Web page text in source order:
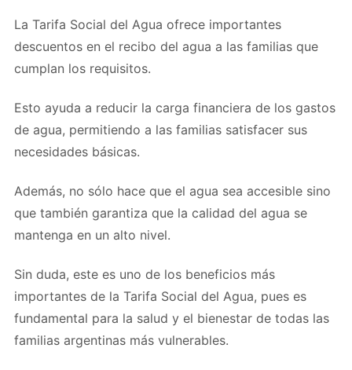
La Tarifa Social del Agua ofrece importantes
descuentos en el recibo del agua a las familias que
cumplan los requisitos.
Esto ayuda a reducir la carga financiera de los gastos
de agua, permitiendo a las familias satisfacer sus
necesidades básicas.
Además, no sólo hace que el agua sea accesible sino
que también garantiza que la calidad del agua se
mantenga en un alto nivel.
Sin duda, este es uno de los beneficios más
importantes de la Tarifa Social del Agua, pues es
fundamental para la salud y el bienestar de todas las
familias argentinas más vulnerables.